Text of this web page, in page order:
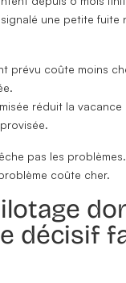
une petite fuite
prévu coûte moins
réduit la vacance
pas les problèmes.
coûte cher.
décisif